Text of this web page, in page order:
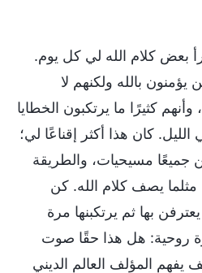
بعض كلام الله لي كل يوم.
يؤمنون بالله ولكنهم لا
كثيرًا ما يرتكبون الخطايا
كان هذا أكثر إقناعًا لي؛
جميعًا مسيحيات، والطريقة
مثلما يصف كلام الله. كن
بها ثم يرتكبنها مرة
روحية: هل هذا حقًا صوت
يفهم المؤلف العالم الديني